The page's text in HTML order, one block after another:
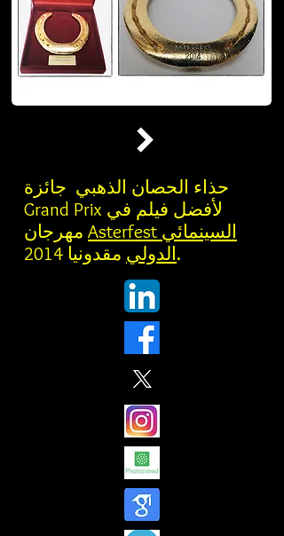
حذاء الحصان الذهبي جائزة
Grand Prix لأفضل فيلم في
Asterfest السينمائي
الدوليمقدونيا 2014.